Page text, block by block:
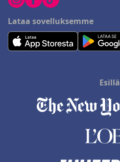
Lataa sovelluksemme
Esillä